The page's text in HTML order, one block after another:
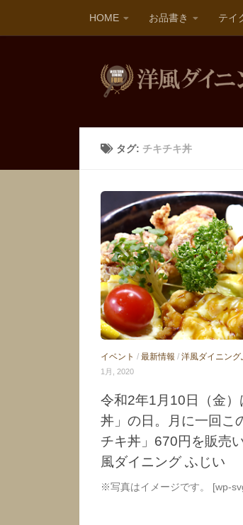
HOME お品書き テイ
タグ:チキチキ丼
イベント / 最新情報 / 洋風ダイニング
1月, 2020
令和2年1月10日（金）
丼」の日。月に一回こ
チキ丼」670円を販売
風ダイニング ふじい
※写真はイメージです。 [wp-